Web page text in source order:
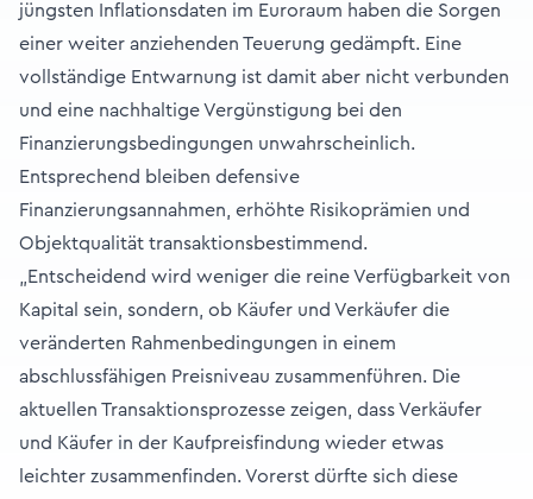
jüngsten Inflationsdaten im Euroraum haben die Sorgen
einer weiter anziehenden Teuerung gedämpft. Eine
vollständige Entwarnung ist damit aber nicht verbunden
und eine nachhaltige Vergünstigung bei den
Finanzierungsbedingungen unwahrscheinlich.
Entsprechend bleiben defensive
Finanzierungsannahmen, erhöhte Risikoprämien und
Objektqualität transaktionsbestimmend.
„Entscheidend wird weniger die reine Verfügbarkeit von
Kapital sein, sondern, ob Käufer und Verkäufer die
veränderten Rahmenbedingungen in einem
abschlussfähigen Preisniveau zusammenführen. Die
aktuellen Transaktionsprozesse zeigen, dass Verkäufer
und Käufer in der Kaufpreisfindung wieder etwas
leichter zusammenfinden. Vorerst dürfte sich diese